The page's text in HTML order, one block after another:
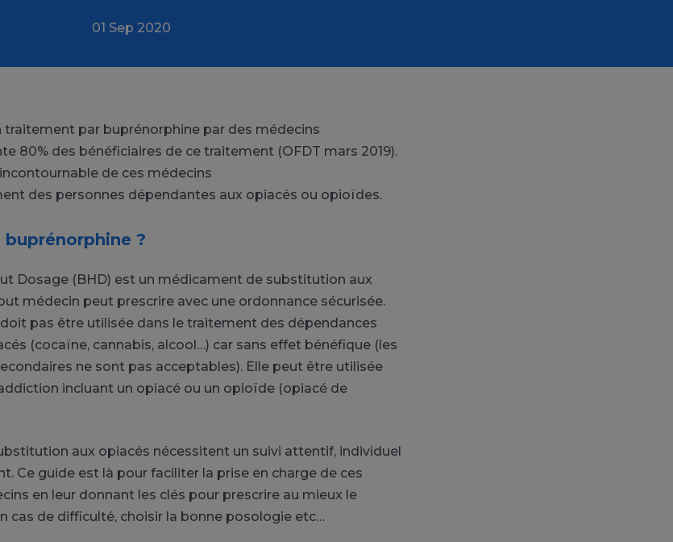
01 Sep 2020
traitement par buprénorphine par des médecins
80% des bénéficiaires de ce traitement (OFDT mars 2019).
de ces médecins
des personnes dépendantes aux opiacés ou opioïdes.
buprénorphine ?
Dosage (BHD) est un médicament de substitution aux
médecin peut prescrire avec une ordonnance sécurisée.
pas être utilisée dans le traitement des dépendances
(cocaïne, cannabis, alcool…) car sans effet bénéfique (les
ne sont pas acceptables). Elle peut être utilisée
incluant un opiacé ou un opioïde (opiacé de
aux opiacés nécessitent un suivi attentif, individuel
Ce guide est là pour faciliter la prise en charge de ces
en leur donnant les clés pour prescrire au mieux le
cas de difficulté, choisir la bonne posologie etc…